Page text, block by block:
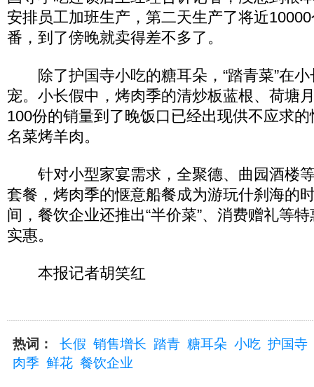
安排员工加班生产，第二天生产了将近
番，到了傍晚就卖得差不多了。
除了护国寺小吃的糖耳朵，“踏青菜”在小
宠。小长假中，烤肉季的清炒板蓝根、荷塘
100份的销量到了晚饭口已经出现供不应求
名菜烤羊肉。
针对小型家宴需求，全聚德、曲园酒楼
套餐，烤肉季的惬意船餐成为游玩什刹海的
间，餐饮企业还推出“半价菜”、消费赠礼等
实惠。
本报记者胡笑红
热词： 长假 销售增长 踏青 糖耳朵 小吃 护国寺
肉季 鲜花 餐饮企业